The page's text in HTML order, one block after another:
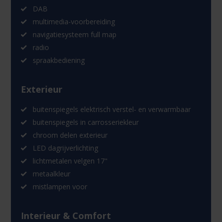
DAB
multimedia-voorbereiding
navigatiesysteem full map
radio
spraakbediening
Exterieur
buitenspiegels elektrisch verstel- en verwarmbaar
buitenspiegels in carrosseriekleur
chroom delen exterieur
LED dagrijverlichting
lichtmetalen velgen 17"
metaalkleur
mistlampen voor
Interieur & Comfort